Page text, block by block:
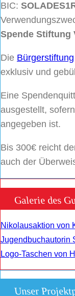
BIC:
Spende Stiftung
Die Bürgerstiftung
exklusiv und
Eine
ausgestellt,
angegeben ist.
Bis 300€ reicht
auch der
Galerie des
Nikolausaktion von
Jugendbuchautorin
Logo-Taschen von
Unser